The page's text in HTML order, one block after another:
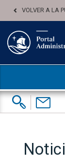
VOLVER A LA
Buscar: